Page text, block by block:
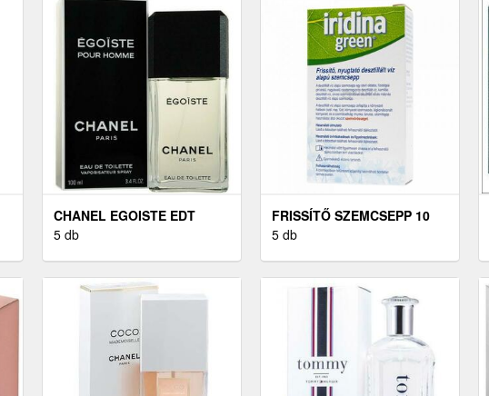
CHANEL EGOISTE EDT
5 db
FRISSÍTŐ SZEMCSEPP 10
ML
5 db